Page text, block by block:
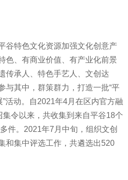
谷特色文化资源加强文化创意产
色、有商业价值、有产业化前景
传承人、特色手艺人、文创达
与其中，群策群力，打造一批“平
”活动。自2021年4月在区内官方融
集令以来，共收集到来自平谷18个
件。2021年7月中旬，组织文创
和集中评选工作，共遴选出520